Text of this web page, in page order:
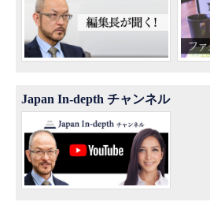
Japan In-depth チャンネル